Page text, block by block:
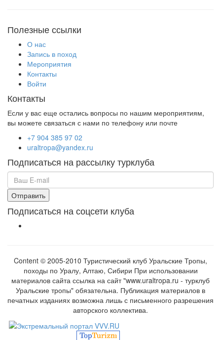
Полезные ссылки
О нас
Запись в поход
Мероприятия
Контакты
Войти
Контакты
Если у вас еще остались вопросы по нашим мероприятиям,
вы можете связаться с нами по телефону или почте
+7 904 385 97 02
uraltropa@yandex.ru
Подписаться на рассылку турклуба
Подписаться на соцсети клуба
Content © 2005-2010 Туристический клуб Уральские Тропы,
походы по Уралу, Алтаю, Сибири При использовании
материалов сайта ссылка на сайт "www.uraltropa.ru - турклуб
Уральские тропы" обязательна. Публикация материалов в
печатных изданиях возможна лишь с письменного разрешения
авторского коллектива.